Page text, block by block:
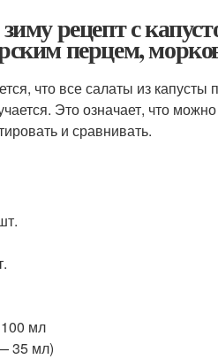
рецепт с
перцем,
что все салаты из
Это означает, что
и сравнивать.
мл
35 мл)